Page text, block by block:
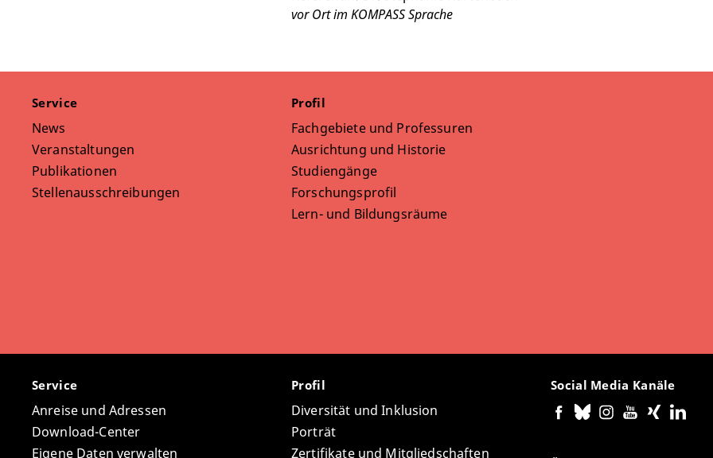
vor Ort im KOMPASS Sprache
Service
News
Veranstaltungen
Publikationen
Stellenausschreibungen
Profil
Fachgebiete und Professuren
Ausrichtung und Historie
Studiengänge
Forschungsprofil
Lern- und Bildungsräume
Service
Anreise und Adressen
Download-Center
Eigene Daten verwalten
Profil
Diversität und Inklusion
Porträt
Zertifikate und Mitgliedschaften
Social Media Kanäle